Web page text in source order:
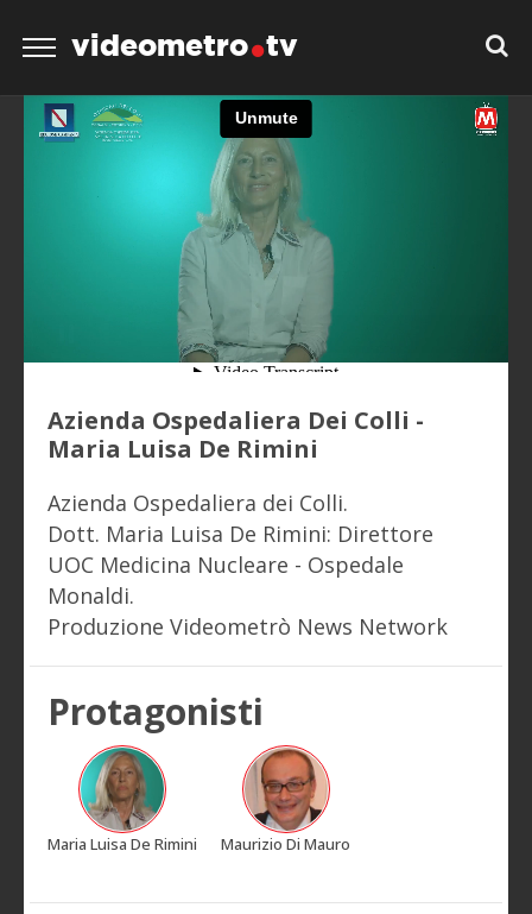
videometro tv
Azienda Ospedaliera Dei Colli -
Maria Luisa De Rimini
Azienda Ospedaliera dei Colli.
Dott. Maria Luisa De Rimini: Direttore
UOC Medicina Nucleare - Ospedale
Monaldi.
Produzione Videometrò News Network
Protagonisti
Maria Luisa De Rimini Maurizio Di Mauro